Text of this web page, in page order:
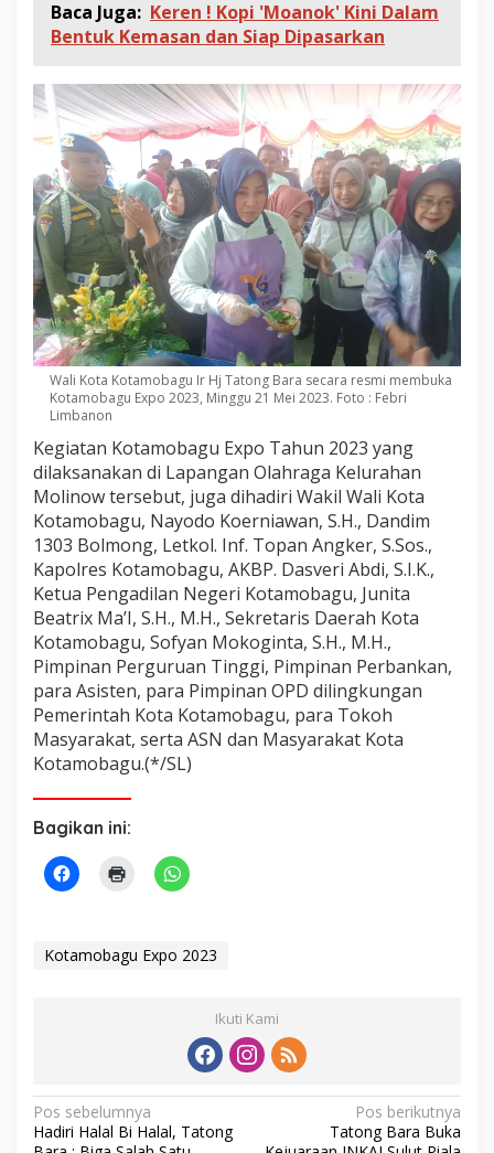
Baca Juga: Keren ! Kopi 'Moanok' Kini Dalam
Bentuk Kemasan dan Siap Dipasarkan
Wali Kota Kotamobagu Ir Hj Tatong Bara secara resmi membuka
Kotamobagu Expo 2023, Minggu 21 Mei 2023. Foto : Febri
Limbanon
Kegiatan Kotamobagu Expo Tahun 2023 yang
dilaksanakan di Lapangan Olahraga Kelurahan
Molinow tersebut, juga dihadiri Wakil Wali Kota
Kotamobagu, Nayodo Koerniawan, S.H., Dandim
1303 Bolmong, Letkol. Inf. Topan Angker, S.Sos.,
Kapolres Kotamobagu, AKBP. Dasveri Abdi, S.I.K.,
Ketua Pengadilan Negeri Kotamobagu, Junita
Beatrix Ma’I, S.H., M.H., Sekretaris Daerah Kota
Kotamobagu, Sofyan Mokoginta, S.H., M.H.,
Pimpinan Perguruan Tinggi, Pimpinan Perbankan,
para Asisten, para Pimpinan OPD dilingkungan
Pemerintah Kota Kotamobagu, para Tokoh
Masyarakat, serta ASN dan Masyarakat Kota
Kotamobagu.(*/SL)
Bagikan ini:
Kotamobagu Expo 2023
Ikuti Kami
N
Pos sebelumnya
Hadiri Halal Bi Halal, Tatong
Pos berikutnya
Tatong Bara Buka